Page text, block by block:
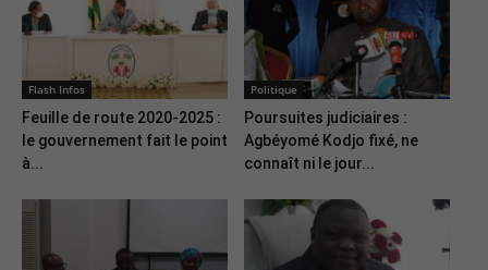
Flash Infos
Feuille de route 2020-2025 :
le gouvernement fait le point
à...
Politique
Poursuites judiciaires :
Agbéyomé Kodjo fixé, ne
connaît ni le jour...